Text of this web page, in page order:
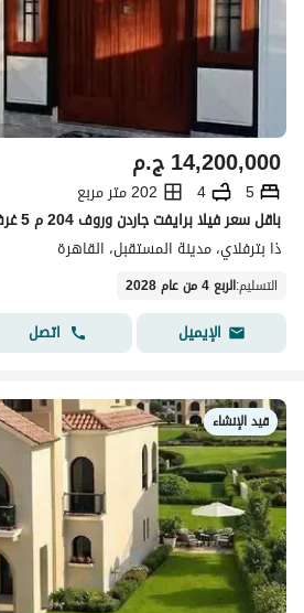
ج.م14,200,000
5
4
202 متر مربع
ذا بترفلاي، مدينة المستقبل، القاهرة
التسليم:الربع 4 من عام 2028
الإيميل اتصل
قيد الإنشاء